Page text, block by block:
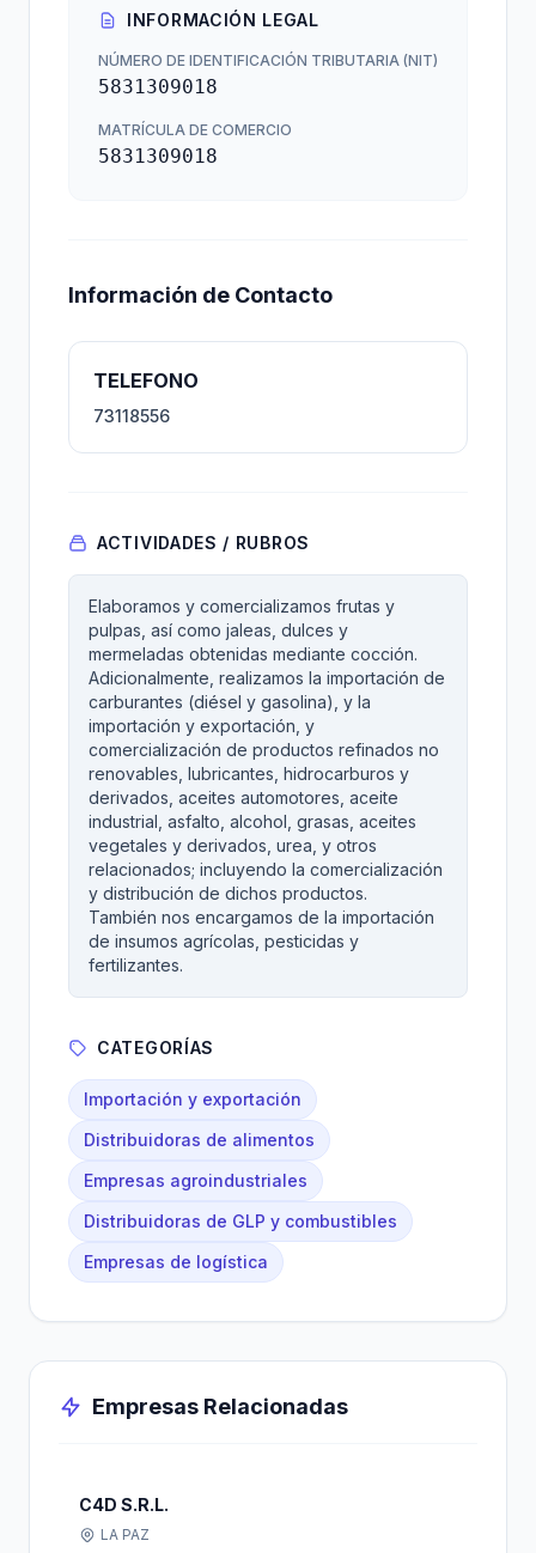
INFORMACIÓN LEGAL
NÚMERO DE IDENTIFICACIÓN TRIBUTARIA (NIT)
5831309018
MATRÍCULA DE COMERCIO
5831309018
Información de Contacto
TELEFONO
73118556
ACTIVIDADES / RUBROS
Elaboramos y comercializamos frutas y
pulpas, así como jaleas, dulces y
mermeladas obtenidas mediante cocción.
Adicionalmente, realizamos la importación de
carburantes (diésel y gasolina), y la
importación y exportación, y
comercialización de productos refinados no
renovables, lubricantes, hidrocarburos y
derivados, aceites automotores, aceite
industrial, asfalto, alcohol, grasas, aceites
vegetales y derivados, urea, y otros
relacionados; incluyendo la comercialización
y distribución de dichos productos.
También nos encargamos de la importación
de insumos agrícolas, pesticidas y
fertilizantes.
CATEGORÍAS
Importación y exportación
Distribuidoras de alimentos
Empresas agroindustriales
Distribuidoras de GLP y combustibles
Empresas de logística
Empresas Relacionadas
C4D S.R.L.
LA PAZ